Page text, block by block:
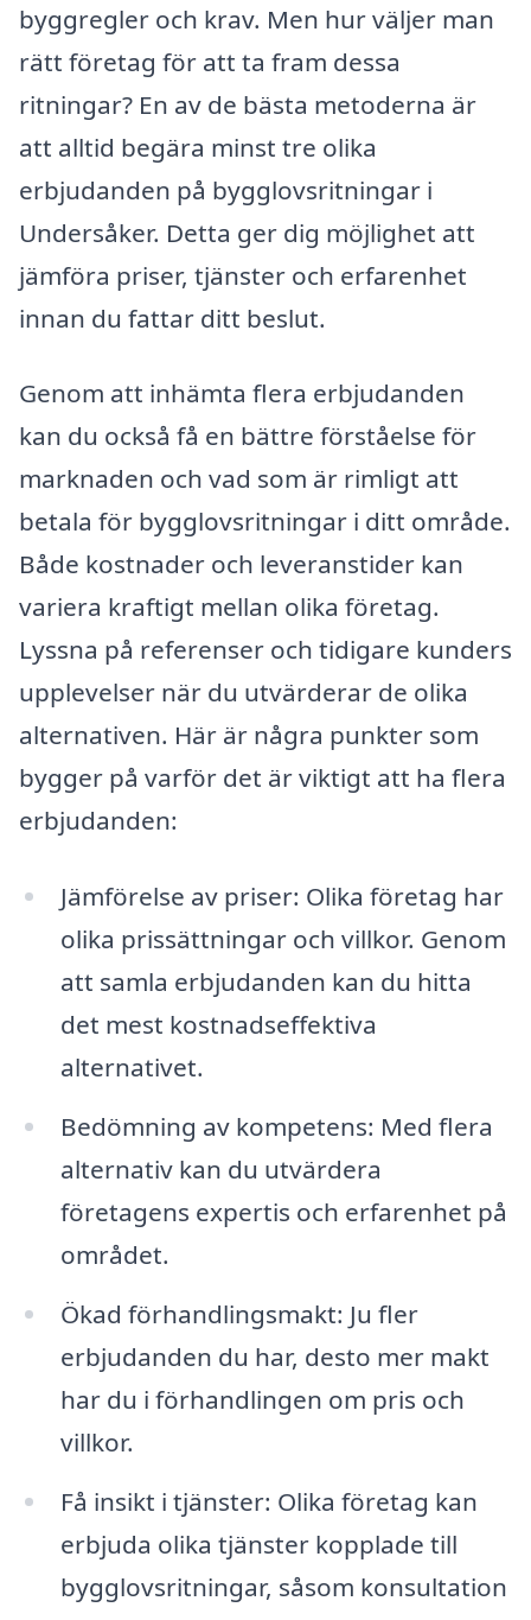
byggregler och krav. Men hur väljer man
rätt företag för att ta fram dessa
ritningar? En av de bästa metoderna är
att alltid begära minst tre olika
erbjudanden på bygglovsritningar i
Undersåker. Detta ger dig möjlighet att
jämföra priser, tjänster och erfarenhet
innan du fattar ditt beslut.
Genom att inhämta flera erbjudanden
kan du också få en bättre förståelse för
marknaden och vad som är rimligt att
betala för bygglovsritningar i ditt område.
Både kostnader och leveranstider kan
variera kraftigt mellan olika företag.
Lyssna på referenser och tidigare kunders
upplevelser när du utvärderar de olika
alternativen. Här är några punkter som
bygger på varför det är viktigt att ha flera
erbjudanden:
Jämförelse av priser: Olika företag har
olika prissättningar och villkor. Genom
att samla erbjudanden kan du hitta
det mest kostnadseffektiva
alternativet.
Bedömning av kompetens: Med flera
alternativ kan du utvärdera
företagens expertis och erfarenhet på
området.
Ökad förhandlingsmakt: Ju fler
erbjudanden du har, desto mer makt
har du i förhandlingen om pris och
villkor.
Få insikt i tjänster: Olika företag kan
erbjuda olika tjänster kopplade till
bygglovsritningar, såsom konsultation